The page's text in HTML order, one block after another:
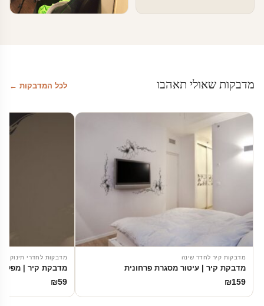
מדבקות שאולי תאהבו לכל המדבקות ←
מדבקות קיר לחדר שינה
מדבקת קיר | עיטור מסגרת פרחונית
₪159
מדבקות לחדרי תינוקות
מדבקת קיר |
₪59